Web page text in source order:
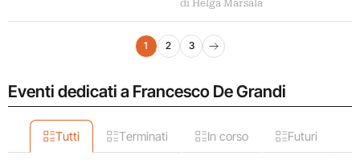
di Helga Marsala
Navigazione articoli
1 2 3
Pagina successiva
Eventi dedicati a Francesco De Grandi
Tutti Terminati In corso Futuri